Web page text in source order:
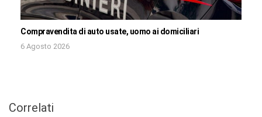
Compravendita di auto usate, uomo ai domiciliari
6 Agosto 2026
Correlati